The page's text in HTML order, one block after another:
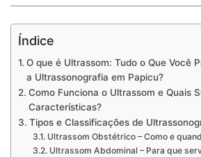
Índice
O que é Ultrassom: Tudo o Que Você
a Ultrassonografia em Papicu?
Como Funciona o Ultrassom e Quais
Características?
Tipos e Classificações de
Ultrassom Obstétrico – Como e
Ultrassom Abdominal – Para que